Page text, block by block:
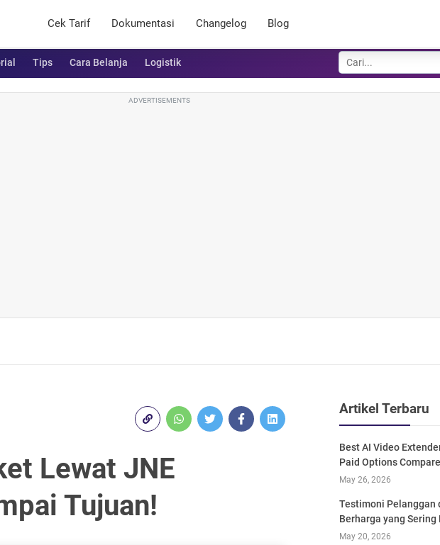
Cek Tarif Dokumentasi Changelog Blog
Tips Cara Belanja Logistik
ADVERTISEMENTS
Lewat JNE
Tujuan!
Artikel Terbaru
Best AI Video
Paid Options
May 26, 2026
Testimoni Pelanggan
Berharga yang
May 20, 2026